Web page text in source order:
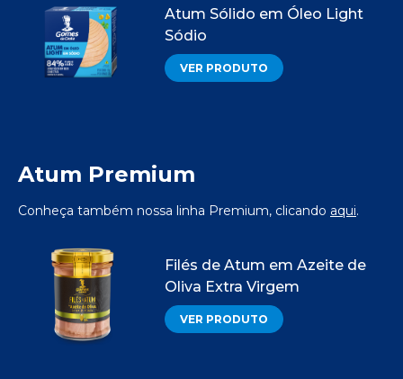
Atum Sólido em Óleo Light
Sódio
VER PRODUTO
Atum Premium
Conheça também nossa linha Premium, clicando aqui.
Filés de Atum em Azeite de
Oliva Extra Virgem
VER PRODUTO